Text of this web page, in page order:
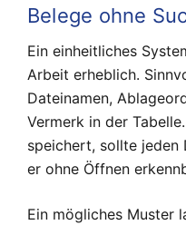
Belege ohne
Ein einheitliches
Arbeit erheblich.
Dateinamen,
Vermerk in der
speichert, sollte jeden
er ohne Öffnen
Ein mögliches Muster